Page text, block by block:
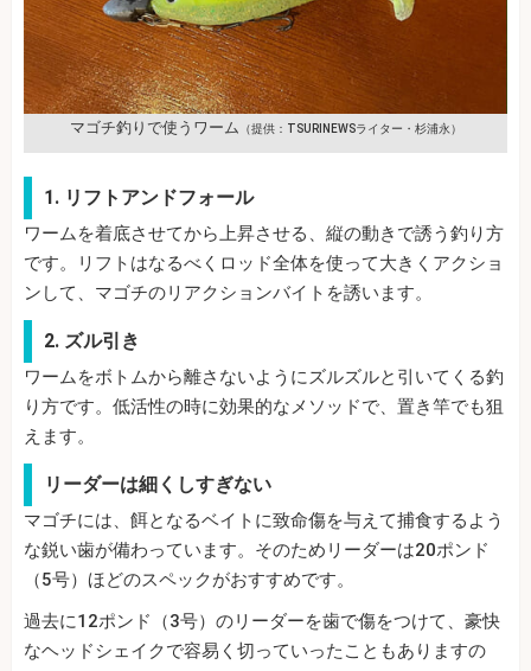
マゴチ釣りで使うワーム （提供：TSURINEWSライター・杉浦永）
1. リフトアンドフォール
ワームを着底させてから上昇させる、縦の動きで誘う釣り方
です。リフトはなるべくロッド全体を使って大きくアクショ
ンして、マゴチのリアクションバイトを誘います。
2. ズル引き
ワームをボトムから離さないようにズルズルと引いてくる釣
り方です。低活性の時に効果的なメソッドで、置き竿でも狙
えます。
リーダーは細くしすぎない
マゴチには、餌となるベイトに致命傷を与えて捕食するよう
な鋭い歯が備わっています。そのためリーダーは20ポンド
（5号）ほどのスペックがおすすめです。
過去に12ポンド（3号）のリーダーを歯で傷をつけて、豪快
なヘッドシェイクで容易く切っていったこともありますの